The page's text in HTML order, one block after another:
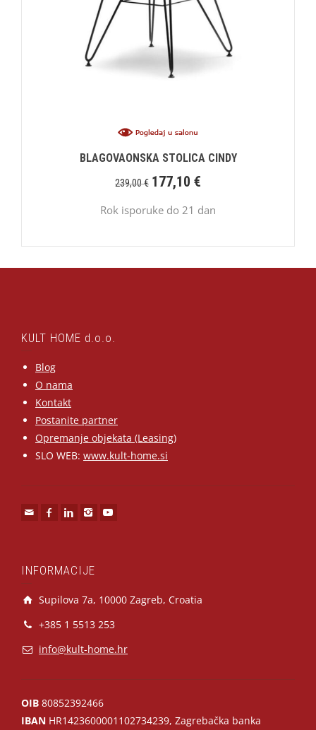
BLAGOVAONSKA STOLICA CINDY
239,00€ 177,10 €
Rok isporuke do 21 dan
KULT HOME d.o.o.
Blog
O nama
Kontakt
Postanite partner
Opremanje objekata (Leasing)
SLO WEB: www.kult-home.si
INFORMACIJE
Supilova 7a, 10000 Zagreb, Croatia
+385 1 5513 253
info@kult-home.hr
OIB 80852392466
IBAN HR1423600001102734239, Zagrebačka banka